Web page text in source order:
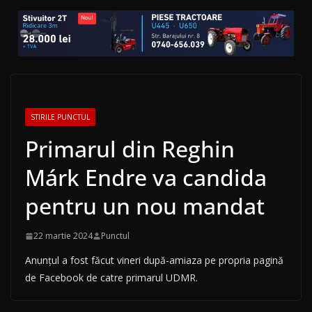
STIRILE PUNCTUL
Primarul din Reghin
Márk Endre va candida
pentru un nou mandat
22 martie 2024 Punctul
Anunțul a fost făcut vineri după-amiaza pe propria pagină
de Facebook de catre primarul UDMR.